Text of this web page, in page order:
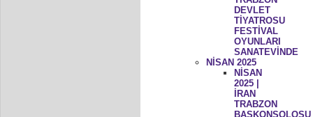
DEVLET
TİYATROSU
FESTİVAL
OYUNLARI
SANATEVİNDE
NİSAN 2025
NİSAN
2025 |
İRAN
TRABZON
BAŞKONSOLOSU